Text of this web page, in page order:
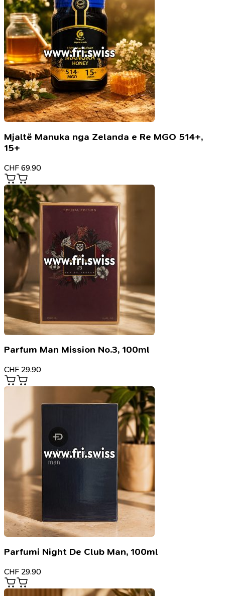
Mjaltë Manuka nga Zelanda e Re MGO 514+,
15+
CHF 69.90
Parfum Man Mission No.3, 100ml
CHF 29.90
Parfumi Night De Club Man, 100ml
CHF 29.90